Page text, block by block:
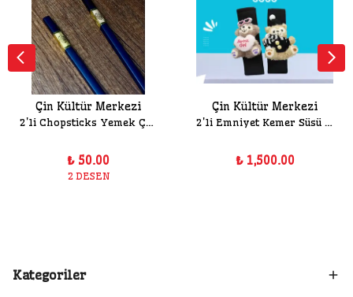
Çin Kültür Merkezi
2'li Chopsticks Yemek Çubuğu
₺ 50.00
2 DESEN
Çin Kültür Merkezi
2'li Emniyet Kemer Süsü Seti
₺ 1,500.00
Kategoriler